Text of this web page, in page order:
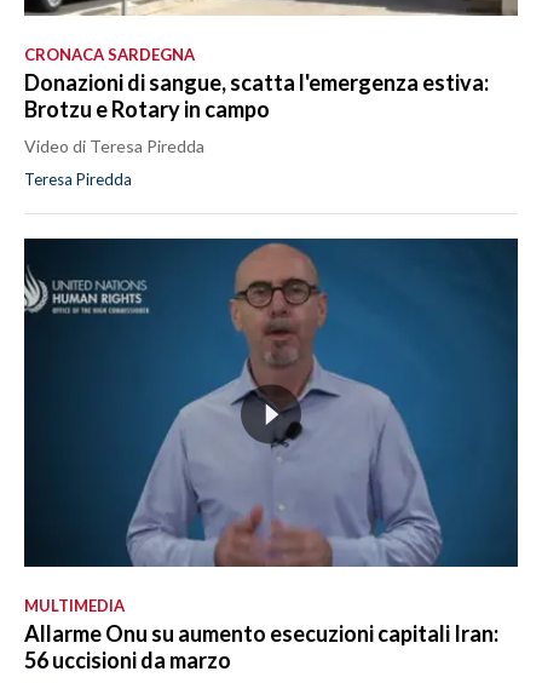
CRONACA SARDEGNA
Donazioni di sangue, scatta l'emergenza estiva:
Brotzu e Rotary in campo
Video di Teresa Piredda
Teresa Piredda
MULTIMEDIA
Allarme Onu su aumento esecuzioni capitali Iran:
56 uccisioni da marzo